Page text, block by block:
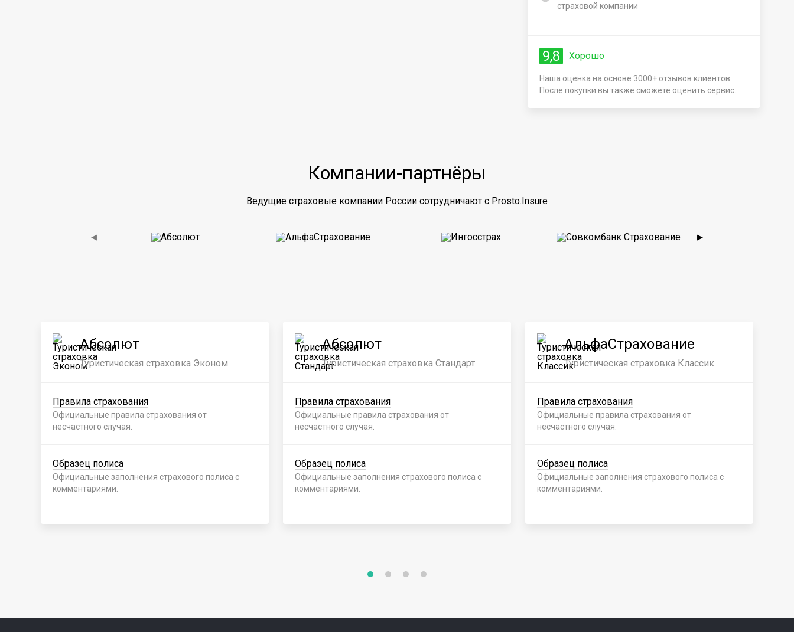
страховой компании
9,8 Хорошо
Наша оценка на основе 3000+ отзывов клиентов.
После покупки вы также сможете оценить сервис.
Компании-партнёры
Ведущие страховые компании России сотрудничают с Prosto.Insure
◀ ▶
Абсолют
Туристическая страховка Эконом
Правила страхования
Официальные правила страхования от
несчастного случая.
Образец полиса
Официальные заполнения страхового полиса с
комментариями.
Абсолют
Туристическая страховка Стандарт
Правила страхования
Официальные правила страхования от
несчастного случая.
Образец полиса
Официальные заполнения страхового полиса с
комментариями.
АльфаСтрахование
Туристическая страховка Классик
Правила страхования
Официальные правила страхования от
несчастного случая.
Образец полиса
Официальные заполнения страхового полиса с
комментариями.